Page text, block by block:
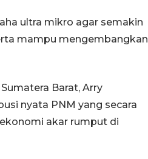
ultra mikro agar semakin
mampu mengembangkan
Barat, Arry
nyata PNM yang secara
akar rumput di